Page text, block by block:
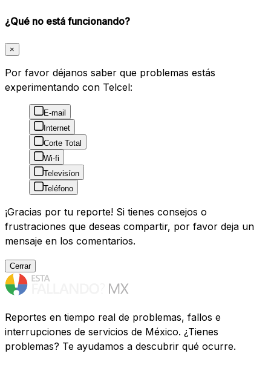
¿Qué no está funcionando?
×
Por favor déjanos saber que problemas estás
experimentando con Telcel:
E-mail
Internet
Corte Total
Wi-fi
Televisíon
Teléfono
¡Gracias por tu reporte! Si tienes consejos o
frustraciones que deseas compartir, por favor deja un
mensaje en los comentarios.
Cerrar
Reportes en tiempo real de problemas, fallos e
interrupciones de servicios de México. ¿Tienes
problemas? Te ayudamos a descubrir qué ocurre.